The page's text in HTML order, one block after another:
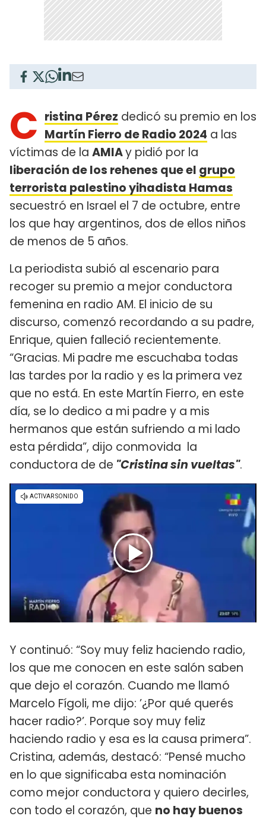
C ristina Pérez dedicó su premio en los
Martín Fierro de Radio 2024 a las
víctimas de la AMIAy pidió por la
liberación de los rehenes que el grupo
terrorista palestino yihadista Hamas
secuestró en Israel el 7 de octubre, entre
los que hay argentinos, dos de ellos niños
de menos de 5 años.
La periodista subió al escenario para
recoger su premio a mejor conductora
femenina en radio AM. El inicio de su
discurso, comenzó recordando a su padre,
Enrique, quien falleció recientemente.
“Gracias. Mi padre me escuchaba todas
las tardes por la radio y es la primera vez
que no está. En este Martín Fierro, en este
día, se lo dedico a mi padre y a mis
hermanos que están sufriendo a mi lado
esta pérdida”, dijo conmovida la
conductora de de "Cristina sin vueltas".
Y continuó: “Soy muy feliz haciendo radio,
los que me conocen en este salón saben
que dejo el corazón. Cuando me llamó
Marcelo Fígoli, me dijo: ’¿Por qué querés
hacer radio?’. Porque soy muy feliz
haciendo radio y esa es la causa primera”.
Cristina, además, destacó: “Pensé mucho
en lo que significaba esta nominación
como mejor conductora y quiero decirles,
con todo el corazón, que no hay buenos